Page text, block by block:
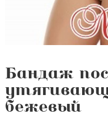
Бандаж
бежевый